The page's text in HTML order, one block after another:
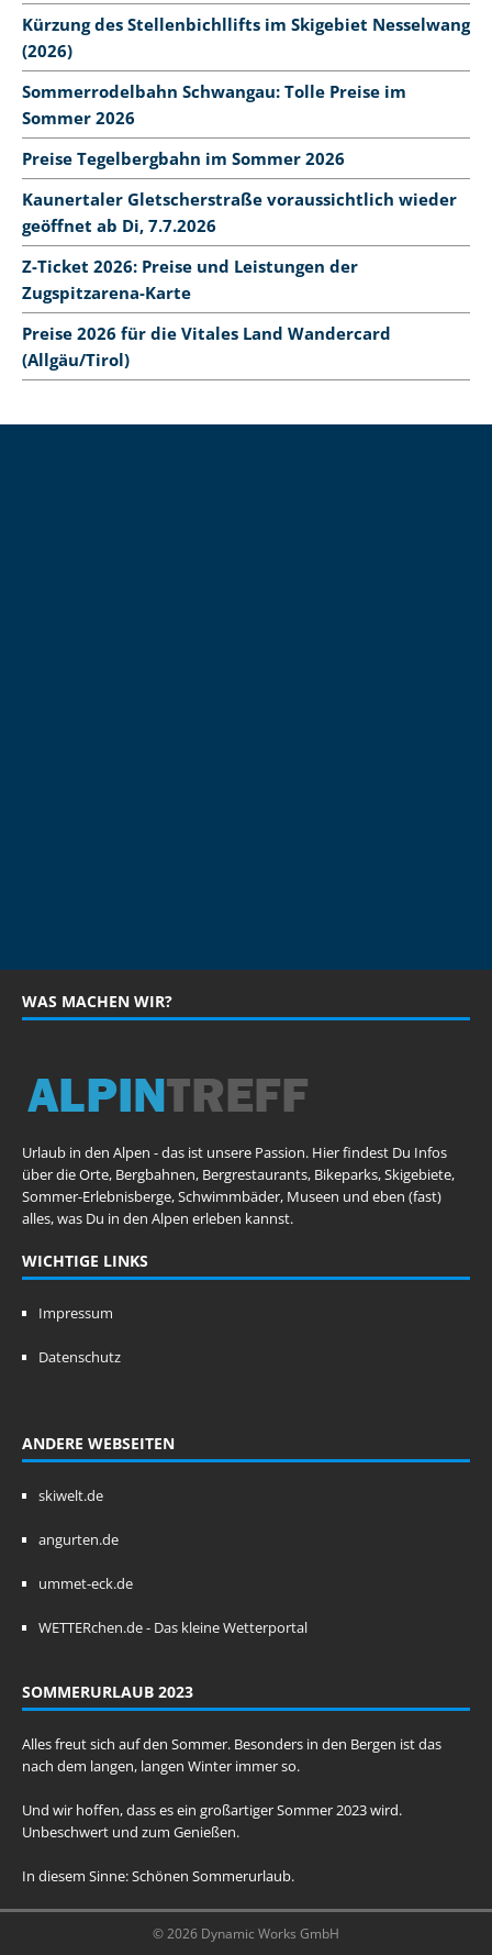
Kürzung des Stellenbichllifts im Skigebiet Nesselwang
(2026)
Sommerrodelbahn Schwangau: Tolle Preise im
Sommer 2026
Preise Tegelbergbahn im Sommer 2026
Kaunertaler Gletscherstraße voraussichtlich wieder
geöffnet ab Di, 7.7.2026
Z-Ticket 2026: Preise und Leistungen der
Zugspitzarena-Karte
Preise 2026 für die Vitales Land Wandercard
(Allgäu/Tirol)
WAS MACHEN WIR?
Urlaub in den Alpen - das ist unsere Passion. Hier findest Du Infos
über die Orte, Bergbahnen, Bergrestaurants, Bikeparks, Skigebiete,
Sommer-Erlebnisberge, Schwimmbäder, Museen und eben (fast)
alles, was Du in den Alpen erleben kannst.
WICHTIGE LINKS
Impressum
Datenschutz
ANDERE WEBSEITEN
skiwelt.de
angurten.de
ummet-eck.de
WETTERchen.de - Das kleine Wetterportal
SOMMERURLAUB 2023
Alles freut sich auf den Sommer. Besonders in den Bergen ist das
nach dem langen, langen Winter immer so.
Und wir hoffen, dass es ein großartiger Sommer 2023 wird.
Unbeschwert und zum Genießen.
In diesem Sinne: Schönen Sommerurlaub.
© 2026 Dynamic Works GmbH